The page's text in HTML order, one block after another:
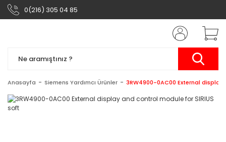
0(216) 305 04 85
Anasayfa Siemens Yardımcı Ürünler 3RW4900-0AC00 External